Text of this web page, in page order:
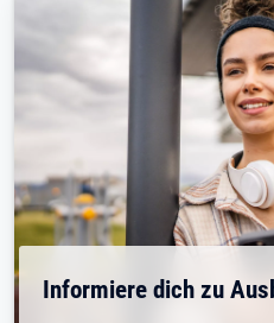
Informiere dich zu